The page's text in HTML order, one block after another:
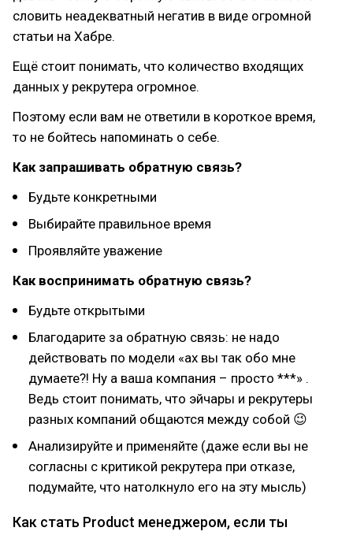
словить неадекватный негатив в виде огромной
статьи на Хабре.
Ещё стоит понимать, что количество входящих
данных у рекрутера огромное.
Поэтому если вам не ответили в короткое время,
то не бойтесь напоминать о себе.
Как запрашивать обратную связь?
Будьте конкретными
Выбирайте правильное время
Проявляйте уважение
Как воспринимать обратную связь?
Будьте открытыми
Благодарите за обратную связь: не надо
действовать по модели «ах вы так обо мне
думаете?! Ну а ваша компания – просто ***» .
Ведь стоит понимать, что эйчары и рекрутеры
разных компаний общаются между собой 😉
Анализируйте и применяйте (даже если вы не
согласны с критикой рекрутера при отказе,
подумайте, что натолкнуло его на эту мысль)
Как стать Product менеджером, если ты